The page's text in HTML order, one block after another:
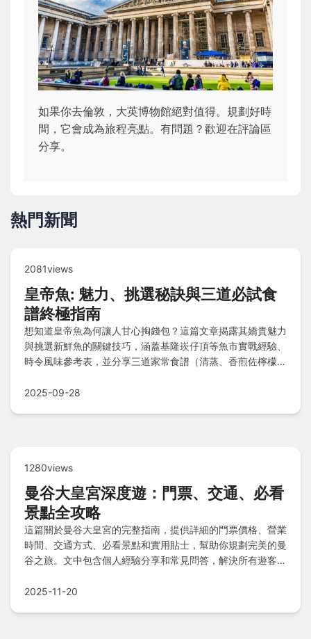
如果你去倫敦，大英博物館絕對值得。規劃好時
間，它會成為旅程亮點。有問題？歡迎在評論區
分享。
熱門新聞
2081views
皇帝魚: 魅力、挑選秘訣與三道必試食
譜終極指南
想知道皇帝魚為何讓人甘心掏錢包？這篇文章揭露其嬌貴魅力
與挑選新鮮魚的關鍵技巧，涵蓋基隆崁仔頂等魚市實戰經驗、
時令風味參考表，並分享三道家常食譜（清蒸、香煎佐檸檬奶
不值、膠質美容真相及餐廳點餐避雷技巧。
2025-09-28
1280views
曼谷大皇宮深度遊：門票、交通、必看
景點全攻略
這篇關於曼谷大皇宮的完整指南，提供詳細的門票價格、營業
時間、交通方式、必看景點和實用貼士，幫助你規劃完美的曼
谷之旅。文中包含個人經驗分享和常見問答，解決所有遊客疑
2025-11-20